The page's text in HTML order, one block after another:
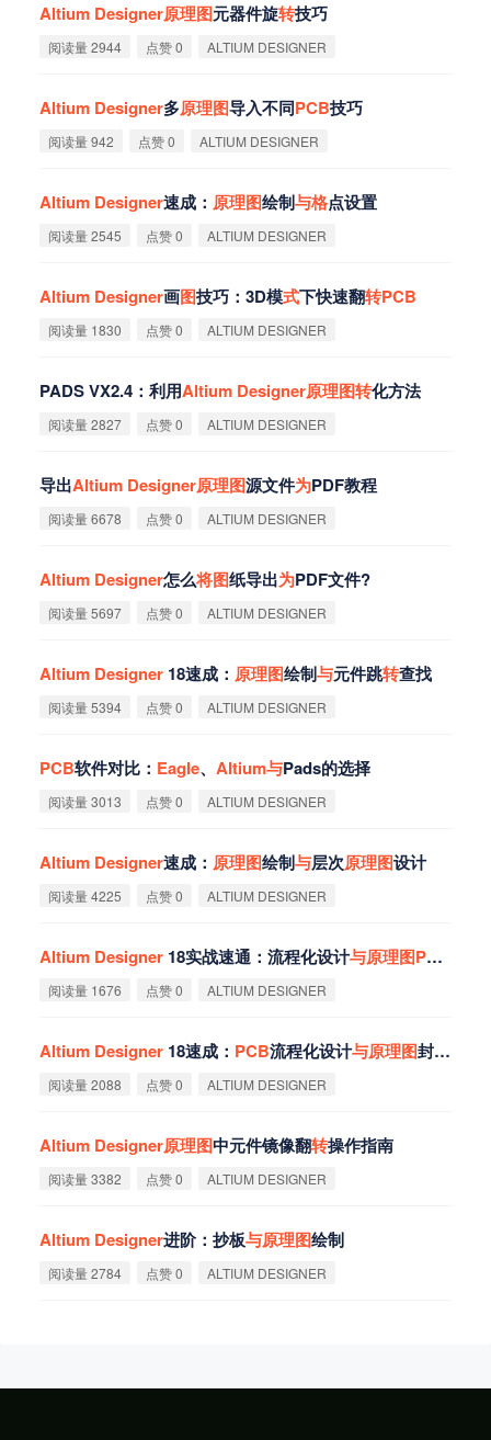
Altium Designer原理图元器件旋转技巧
阅读量 2944 点赞 0 ALTIUM DESIGNER
Altium Designer多原理图导入不同PCB技巧
阅读量 942 点赞 0 ALTIUM DESIGNER
Altium Designer速成： 原理图绘制与格点设置
阅读量 2545 点赞 0 ALTIUM DESIGNER
Altium Designer画图技巧：3D模式下快速翻转PCB
阅读量 1830 点赞 0 ALTIUM DESIGNER
PADS VX2.4：利用Altium Designer原理图转化方法
阅读量 2827 点赞 0 ALTIUM DESIGNER
导出Altium Designer原理图源文件为PDF教程
阅读量 6678 点赞 0 ALTIUM DESIGNER
Altium Designer怎么将图纸导出为PDF文件?
阅读量 5697 点赞 0 ALTIUM DESIGNER
Altium Designer 18速成： 原理图绘制与元件跳转查找
阅读量 5394 点赞 0 ALTIUM DESIGNER
PCB软件对比： Eagle、 Altium与Pads的选择
阅读量 3013 点赞 0 ALTIUM DESIGNER
Altium Designer速成： 原理图绘制与层次原理图设计
阅读量 4225 点赞 0 ALTIUM DESIGNER
Altium Designer 18实战速通：流程化设计与原理图PCB
阅读量 1676 点赞 0 ALTIUM DESIGNER
Altium Designer 18速成： PCB流程化设计与原理图封装检查
阅读量 2088 点赞 0 ALTIUM DESIGNER
Altium Designer原理图中元件镜像翻转操作指南
阅读量 3382 点赞 0 ALTIUM DESIGNER
Altium Designer进阶：抄板与原理图绘制
阅读量 2784 点赞 0 ALTIUM DESIGNER